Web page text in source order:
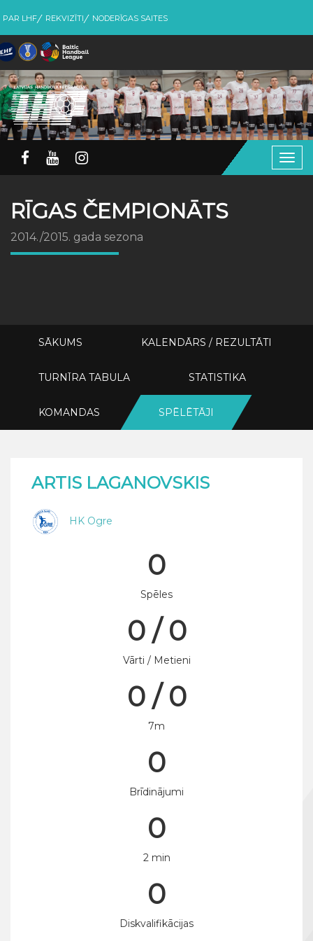
PAR LHF REKVIZĪTI NODERĪGAS SAITES
RĪGAS ČEMPIONĀTS
2014./2015. gada sezona
SĀKUMS KALENDĀRS / REZULTĀTI
TURNĪRA TABULA STATISTIKA
KOMANDAS SPĒLĒTĀJI
ARTIS LAGANOVSKIS
HK Ogre
0
Spēles
0 / 0
Vārti / Metieni
0 / 0
7m
0
Brīdinājumi
0
2 min
0
Diskvalifikācijas